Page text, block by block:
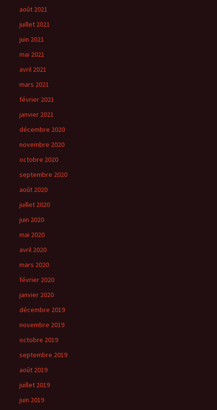
août 2021
juillet 2021
juin 2021
mai 2021
avril 2021
mars 2021
février 2021
janvier 2021
décembre 2020
novembre 2020
octobre 2020
septembre 2020
août 2020
juillet 2020
juin 2020
mai 2020
avril 2020
mars 2020
février 2020
janvier 2020
décembre 2019
novembre 2019
octobre 2019
septembre 2019
août 2019
juillet 2019
juin 2019